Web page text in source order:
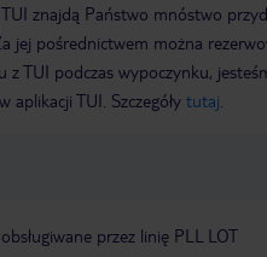
znajdą Państwo mnóstwo
jej pośrednictwem można
TUI podczas wypoczynku,
TUI. Szczegóły tutaj
przez linię PLL LOT